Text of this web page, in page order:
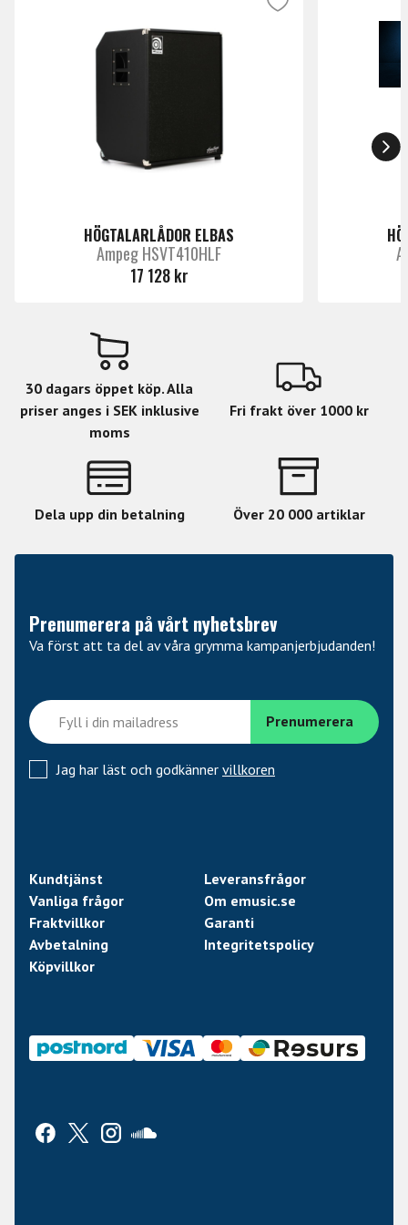
HÖGTALARLÅDOR ELBAS
Ampeg HSVT410HLF
17 128 kr
30 dagars öppet köp. Alla
priser anges i SEK inklusive
moms
Fri frakt över 1000 kr
Dela upp din betalning Över 20 000 artiklar
Prenumerera på vårt nyhetsbrev
Va först att ta del av våra grymma kampanjerbjudanden!
Jag har läst och godkänner villkoren
Kundtjänst
Leveransfrågor
Vanliga frågor
Om emusic.se
Fraktvillkor
Garanti
Avbetalning
Integritetspolicy
Köpvillkor